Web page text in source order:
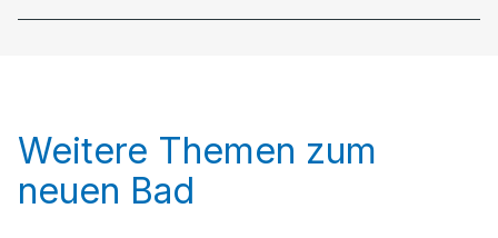
Weitere Themen zum
neuen Bad